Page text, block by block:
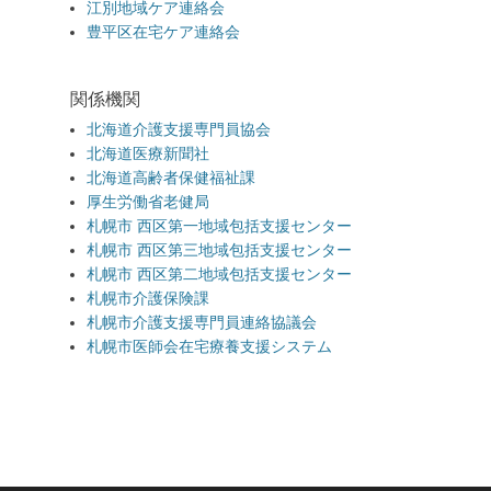
江別地域ケア連絡会
豊平区在宅ケア連絡会
関係機関
北海道介護支援専門員協会
北海道医療新聞社
北海道高齢者保健福祉課
厚生労働省老健局
札幌市 西区第一地域包括支援センター
札幌市 西区第三地域包括支援センター
札幌市 西区第二地域包括支援センター
札幌市介護保険課
札幌市介護支援専門員連絡協議会
札幌市医師会在宅療養支援システム